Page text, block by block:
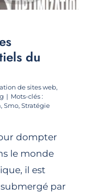
du
de sites web,
| Mots-clés :
, Smo, Stratégie
dompter
le monde
il est
par